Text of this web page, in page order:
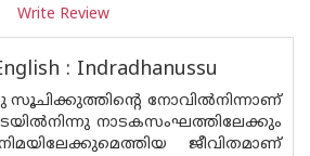
Write Review
: Indradhanussu
സൂചിക്കുത്തിന്റെ നോവില്‍നിന്നാണ്
നാടകസംഘത്തിലേക്കും
ജീവിതമാണ്